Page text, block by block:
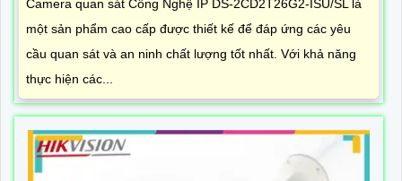
Camera quan sát Công Nghệ IP DS-2CD2T26G2-ISU/SL là
một sản phẩm cao cấp được thiết kế để đáp ứng các yêu
cầu quan sát và an ninh chất lượng tốt nhất. Với khả năng
thực hiện các...